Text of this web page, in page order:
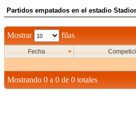
Partidos empatados en el estadio
Mostrar filas
Fecha
Mostrando 0 a 0 de 0 totales